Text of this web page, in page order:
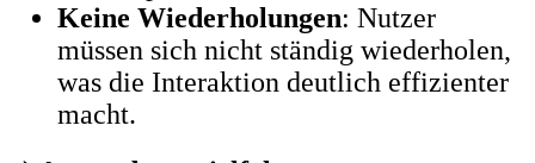
Keine Wiederholungen: Nutzer
müssen sich nicht ständig wiederholen,
was die Interaktion deutlich effizienter
macht.